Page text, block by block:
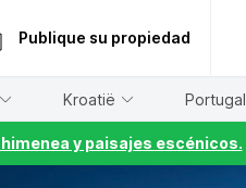
Publique su propiedad
Kroatië Portugal
y paisajes escénicos.